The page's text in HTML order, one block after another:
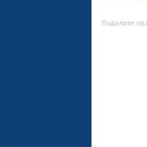
Поделите